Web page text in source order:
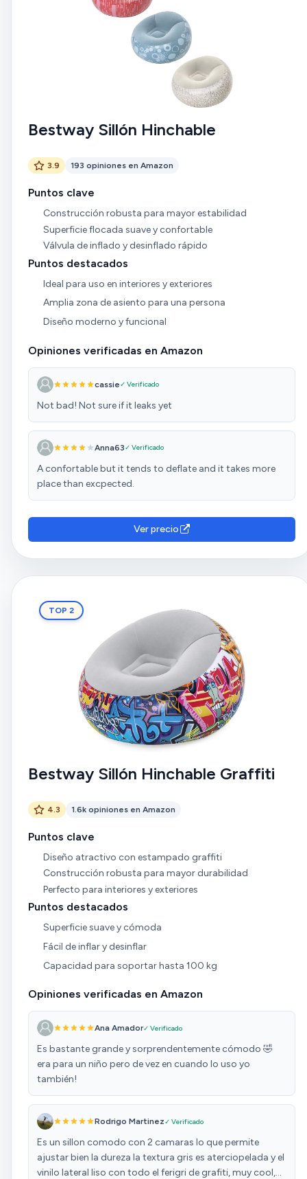
Bestway Sillón Hinchable
3.9 193 opiniones en Amazon
Puntos clave
Construcción robusta para mayor estabilidad
Superficie flocada suave y confortable
Válvula de inflado y desinflado rápido
Puntos destacados
Ideal para uso en interiores y exteriores
Amplia zona de asiento para una persona
Diseño moderno y funcional
Opiniones verificadas en Amazon
cassie✓ Verificado
Not bad! Not sure if it leaks yet
Anna63✓ Verificado
A confortable but it tends to deflate and it takes more
place than excpected.
Ver precio
TOP 2
Bestway Sillón Hinchable Graffiti
4.3 1.6k opiniones en Amazon
Puntos clave
Diseño atractivo con estampado graffiti
Construcción robusta para mayor durabilidad
Perfecto para interiores y exteriores
Puntos destacados
Superficie suave y cómoda
Fácil de inflar y desinflar
Capacidad para soportar hasta 100 kg
Opiniones verificadas en Amazon
Ana Amador✓ Verificado
Es bastante grande y sorprendentemente cómodo 🤣
era para un niño pero de vez en cuando lo uso yo
también!
Rodrigo Martinez✓ Verificado
Es un sillon comodo con 2 camaras lo que permite
ajustar bien la dureza la textura gris es aterciopelada y el
vinilo lateral liso con todo el ferigri de grafiti, muy cool,